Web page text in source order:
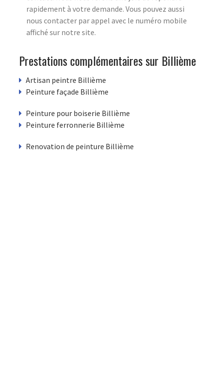
rapidement à votre demande. Vous pouvez aussi
nous contacter par appel avec le numéro mobile
affiché sur notre site.
Prestations complémentaires sur Billième
Artisan peintre Billième
Peinture façade Billième
Peinture pour boiserie Billième
Peinture ferronnerie Billième
Renovation de peinture Billième